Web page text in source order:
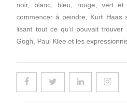
noir, blanc, bleu, rouge, vert
commencer à peindre, Kurt Haas
lisant tout ce qu’il pouvait trouver
Gogh, Paul Klee et les